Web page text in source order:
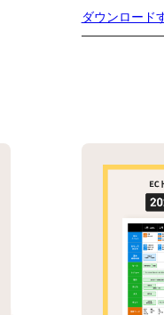
ダウンロード